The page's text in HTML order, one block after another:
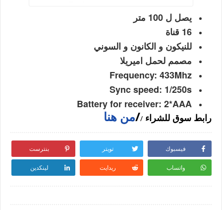
يصل ل 100 متر
16 قناة
للنيكون و الكانون و السوني
مصمم لحمل اميريلا
Frequency: 433Mhz
Sync speed: 1/250s
Battery for receiver: 2*AAA
رابط سوق للشراء /
/من هنا
فيسبوك تويتر بنترست
واتساب ريدايت لينكدين